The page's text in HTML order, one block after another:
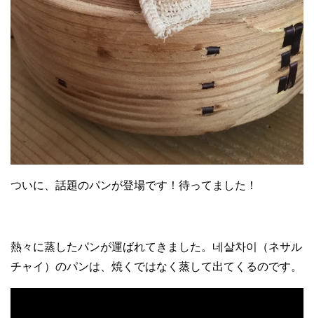
ついに、話題のパンが登場です！待ってました！
熱々に蒸したパンが運ばれてきました。네살차이（ネサル
チャイ）のパンは、焼くではなく蒸して出てくるのです。